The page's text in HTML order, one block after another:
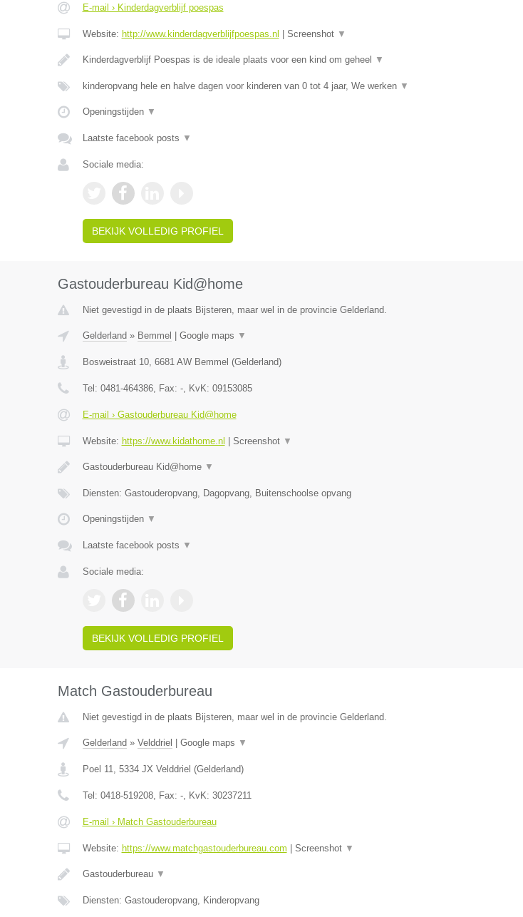
E-mail › Kinderdagverblijf poespas
Website: http://www.kinderdagverblijfpoespas.nl Screenshot ▼
Kinderdagverblijf Poespas is de ideale plaats voor een kind om geheel ▼
kinderopvang hele en halve dagen voor kinderen van 0 tot 4 jaar, We werken ▼
Openingstijden ▼
Laatste facebook posts ▼
Sociale media:
BEKIJK VOLLEDIG PROFIEL
Gastouderbureau Kid@home
Niet gevestigd in de plaats Bijsteren, maar wel in de provincie Gelderland.
Gelderland » Bemmel Google maps ▼
Bosweistraat 10, 6681 AW Bemmel (Gelderland)
Tel: 0481-464386, Fax: -, KvK: 09153085
E-mail › Gastouderbureau Kid@home
Website: https://www.kidathome.nl Screenshot ▼
Gastouderbureau Kid@home ▼
Diensten: Gastouderopvang, Dagopvang, Buitenschoolse opvang
Openingstijden ▼
Laatste facebook posts ▼
Sociale media:
BEKIJK VOLLEDIG PROFIEL
Match Gastouderbureau
Niet gevestigd in de plaats Bijsteren, maar wel in de provincie Gelderland.
Gelderland » Velddriel Google maps ▼
Poel 11, 5334 JX Velddriel (Gelderland)
Tel: 0418-519208, Fax: -, KvK: 30237211
E-mail › Match Gastouderbureau
Website: https://www.matchgastouderbureau.com Screenshot ▼
Gastouderbureau ▼
Diensten: Gastouderopvang, Kinderopvang